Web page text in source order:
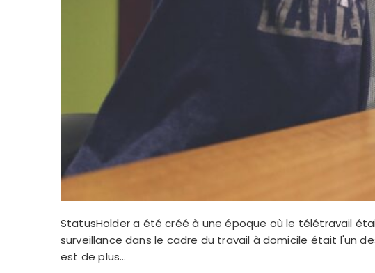
StatusHolder a été créé à une époque où le télétravail
surveillance dans le cadre du travail à domicile était l'un
est de plus...